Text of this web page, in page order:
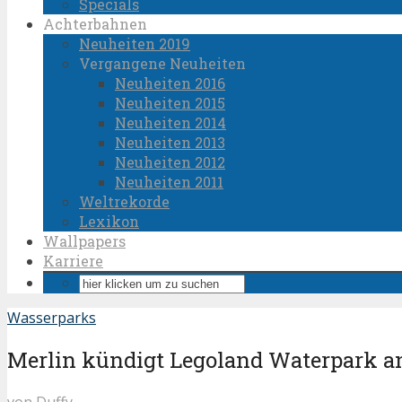
Specials
Achterbahnen
Neuheiten 2019
Vergangene Neuheiten
Neuheiten 2016
Neuheiten 2015
Neuheiten 2014
Neuheiten 2013
Neuheiten 2012
Neuheiten 2011
Weltrekorde
Lexikon
Wallpapers
Karriere
Wasserparks
Merlin kündigt Legoland Waterpark